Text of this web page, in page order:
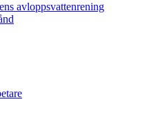
avloppsvattenrening